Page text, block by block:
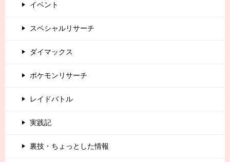
イベント
スペシャルリサーチ
ダイマックス
ポケモンリサーチ
レイドバトル
実践記
裏技・ちょっとした情報